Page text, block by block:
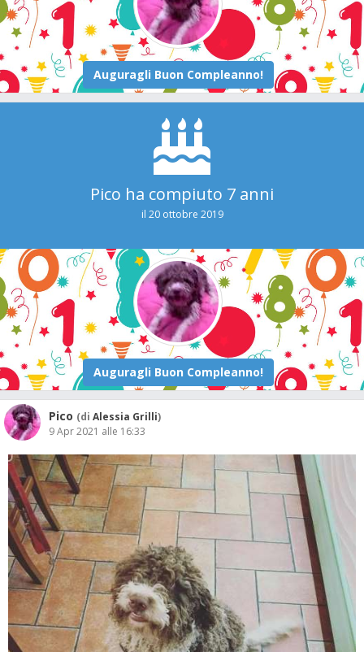
Pico ha compiuto 7 anni
il 20 ottobre 2019
Pico (di Alessia Grilli)
9 Apr 2021 alle 16:33